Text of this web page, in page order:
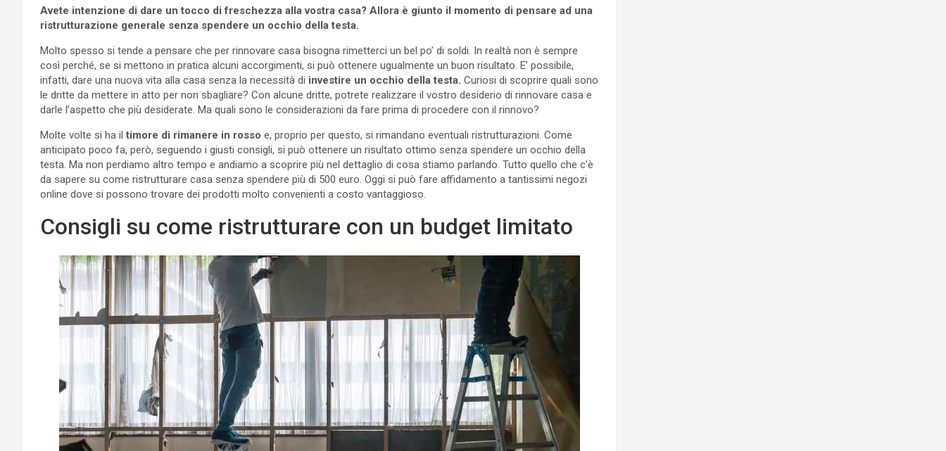
Avete intenzione di dare un tocco di freschezza alla vostra casa? Allora è giunto il momento di pensare ad una
ristrutturazione generale senza spendere un occhio della testa.
Molto spesso si tende a pensare che per rinnovare casa bisogna rimetterci un bel po’ di soldi. In realtà non è sempre
così perché, se si mettono in pratica alcuni accorgimenti, si può ottenere ugualmente un buon risultato. E’ possibile,
infatti, dare una nuova vita alla casa senza la necessità di investire un occhio della testa. Curiosi di scoprire quali sono
le dritte da mettere in atto per non sbagliare? Con alcune dritte, potrete realizzare il vostro desiderio di rinnovare casa e
darle l’aspetto che più desiderate. Ma quali sono le considerazioni da fare prima di procedere con il rinnovo?
Molte volte si ha iltimore di rimanere in rosso e, proprio per questo, si rimandano eventuali ristrutturazioni. Come
anticipato poco fa, però, seguendo i giusti consigli, si può ottenere un risultato ottimo senza spendere un occhio della
testa. Ma non perdiamo altro tempo e andiamo a scoprire più nel dettaglio di cosa stiamo parlando. Tutto quello che c’è
da sapere su come ristrutturare casa senza spendere più di 500 euro. Oggi si può fare affidamento a tantissimi negozi
online dove si possono trovare dei prodotti molto convenienti a costo vantaggioso.
Consigli su come ristrutturare con un budget limitato